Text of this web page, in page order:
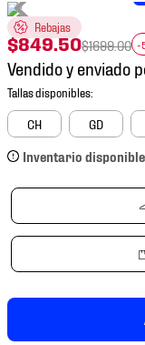
Rebajas
$849.50$1699.00 -
Vendido y enviado
CH GD
Inventario
2.
3.
tenis
4.
tenis futbol
5.
mochila
6.
jersey
9.
tenis niño